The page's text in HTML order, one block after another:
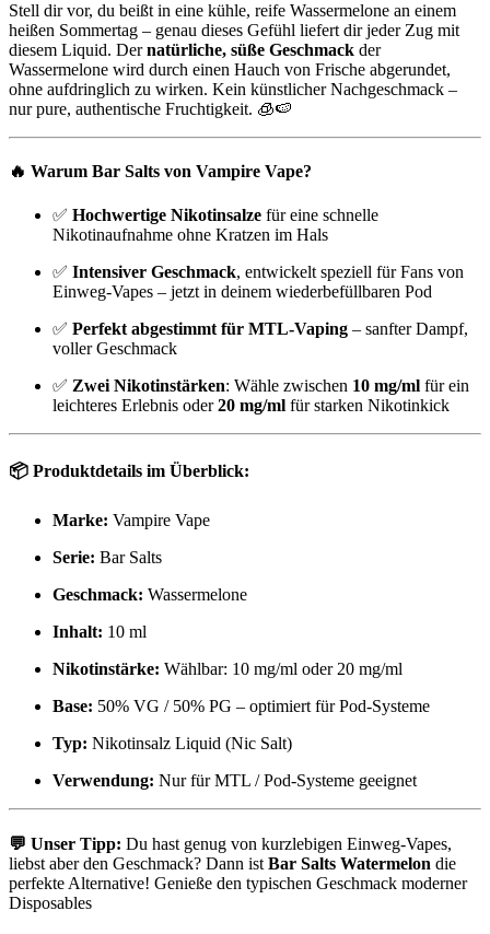
Stell dir vor, du beißt in eine kühle, reife Wassermelone an einem
heißen Sommertag – genau dieses Gefühl liefert dir jeder Zug mit
diesem Liquid. Dernatürliche, süße Geschmack der
Wassermelone wird durch einen Hauch von Frische abgerundet,
ohne aufdringlich zu wirken. Kein künstlicher Nachgeschmack –
nur pure, authentische Fruchtigkeit. 🧊🍉
🔥 Warum Bar Salts von Vampire Vape?
✅ Hochwertige Nikotinsalze für eine schnelle
Nikotinaufnahme ohne Kratzen im Hals
✅ Intensiver Geschmack, entwickelt speziell für Fans von
Einweg-Vapes – jetzt in deinem wiederbefüllbaren Pod
✅ Perfekt abgestimmt für MTL-Vaping – sanfter Dampf,
voller Geschmack
✅ Zwei Nikotinstärken: Wähle zwischen 10 mg/ml für ein
leichteres Erlebnis oder20 mg/ml für starken Nikotinkick
📦 Produktdetails im Überblick:
Marke: Vampire Vape
Serie: Bar Salts
Geschmack: Wassermelone
Inhalt: 10 ml
Nikotinstärke: Wählbar: 10 mg/ml oder 20 mg/ml
Base: 50% VG / 50% PG – optimiert für Pod-Systeme
Typ: Nikotinsalz Liquid (Nic Salt)
Verwendung: Nur für MTL / Pod-Systeme geeignet
💬 Unser Tipp: Du hast genug von kurzlebigen Einweg-Vapes,
liebst aber den Geschmack? Dann ist Bar Salts Watermelon die
perfekte Alternative! Genieße den typischen Geschmack moderner
Disposables